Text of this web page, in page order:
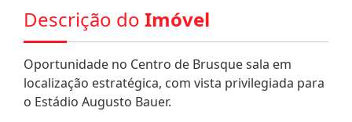
Descrição do Imóvel
Oportunidade no Centro de Brusque sala em
localização estratégica, com vista privilegiada para
o Estádio Augusto Bauer.